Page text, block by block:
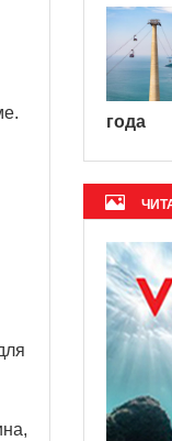
года